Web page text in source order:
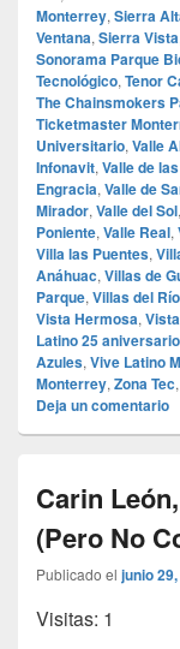
Monterrey, Sierra
Ventana, Sierra Vista
Sonorama Parque
Tecnológico, Tenor
The Chainsmokers
Ticketmaster
Universitario, Valle
Infonavit, Valle de
Engracia, Valle de
Mirador, Valle del Sol,
Poniente, Valle Real,
Villa las Puentes,
Anáhuac, Villas de
Parque, Villas del Río
Vista Hermosa,
Latino 25 aniversario
Azules, Vive Latino
Monterrey, Zona Tec,
Deja un comentario
Carin
(Pero No
Publicado el junio
Visitas: 1